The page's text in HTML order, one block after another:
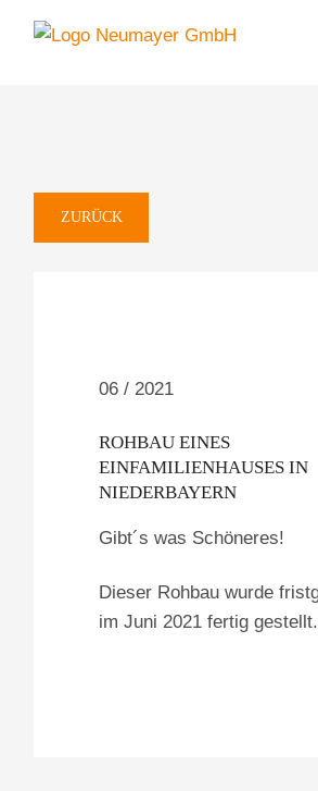
ZURÜCK
06 / 2021
ROHBAU EINES
EINFAMILIENHAUSES IN
NIEDERBAYERN
Gibt´s was Schöneres!
Dieser Rohbau wurde
im Juni 2021 fertig gestellt.